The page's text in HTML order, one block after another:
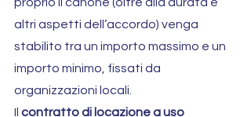
altri aspetti dell’accordo) venga
stabilito tra un importo massimo e un
importo minimo, fissati da
organizzazioni locali.
Il contratto di locazione a uso